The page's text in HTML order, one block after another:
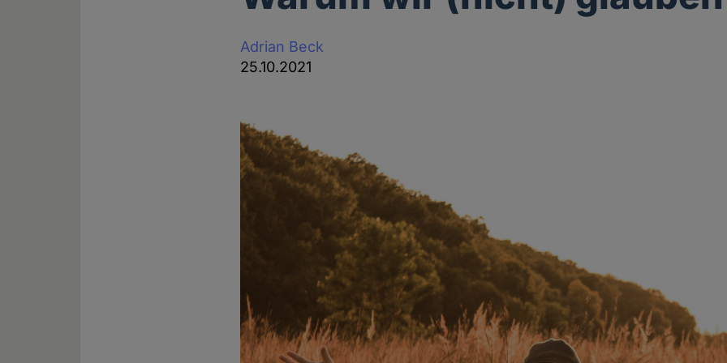
Adrian Beck
25.10.2021